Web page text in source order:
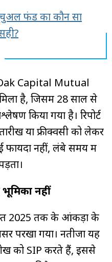
फंड का कौन सा
Capital Mutual
है, जिसमें 28 साल से
किया गया है। रिपोर्ट
या फ्रीक्वेंसी को लेकर
फायदा नहीं, लंबे समय में
नहीं
2025 तक के आंकड़ों के
परखा गया। नतीजा यह
को SIP करते हैं, इससे